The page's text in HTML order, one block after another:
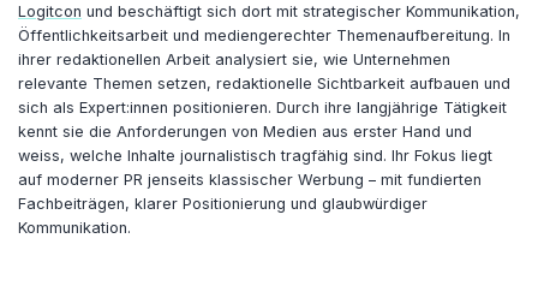
Logitcon und beschäftigt sich dort mit strategischer Kommunikation,
Öffentlichkeitsarbeit und mediengerechter Themenaufbereitung. In
ihrer redaktionellen Arbeit analysiert sie, wie Unternehmen
relevante Themen setzen, redaktionelle Sichtbarkeit aufbauen und
sich als Expert:innen positionieren. Durch ihre langjährige Tätigkeit
kennt sie die Anforderungen von Medien aus erster Hand und
weiss, welche Inhalte journalistisch tragfähig sind. Ihr Fokus liegt
auf moderner PR jenseits klassischer Werbung – mit fundierten
Fachbeiträgen, klarer Positionierung und glaubwürdiger
Kommunikation.